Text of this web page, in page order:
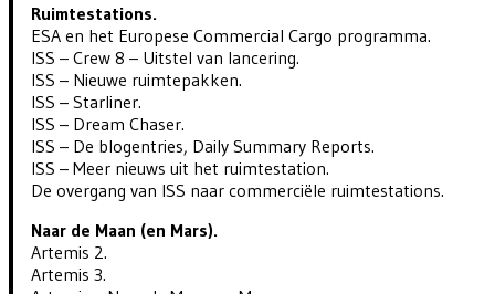
Ruimtestations.
ESA en het Europese Commercial Cargo programma.
ISS – Crew 8 – Uitstel van lancering.
ISS – Nieuwe ruimtepakken.
ISS – Starliner.
ISS – Dream Chaser.
ISS – De blogentries, Daily Summary Reports.
ISS – Meer nieuws uit het ruimtestation.
De overgang van ISS naar commerciële ruimtestations.
Naar de Maan (en Mars).
Artemis 2.
Artemis 3.